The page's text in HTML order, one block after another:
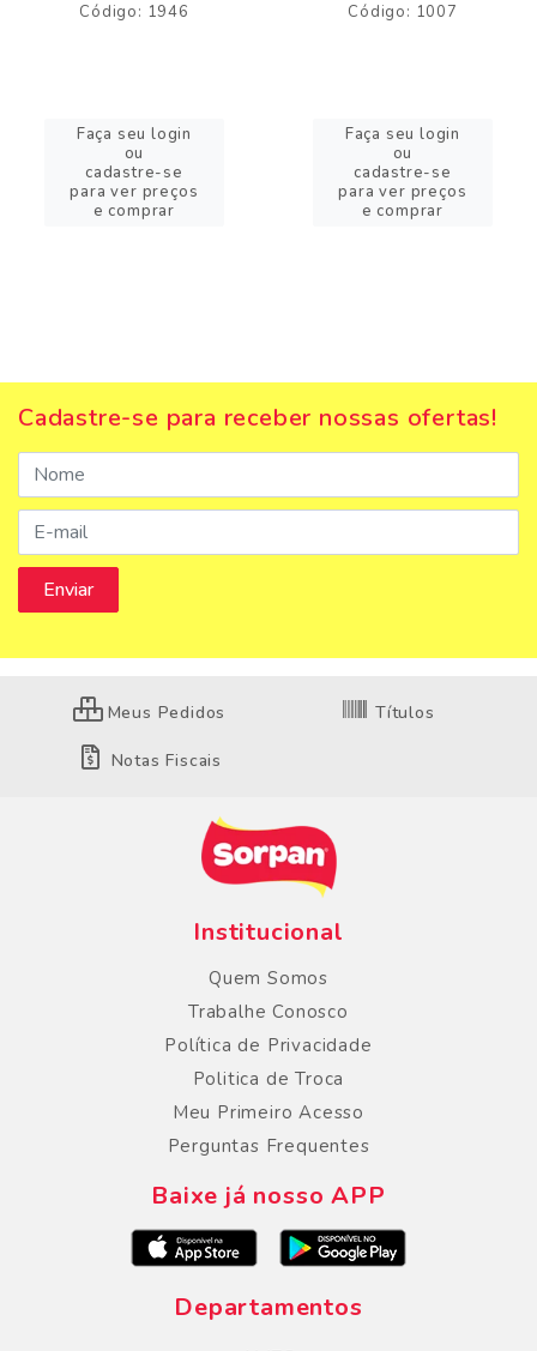
Código: 1946
Faça seu login
ou
cadastre-se
para ver preços
e comprar
Código: 1007
Faça seu login
ou
cadastre-se
para ver preços
e comprar
Cadastre-se para receber nossas ofertas!
Meus Pedidos Títulos
Notas Fiscais
Institucional
Quem Somos
Trabalhe Conosco
Política de Privacidade
Politica de Troca
Meu Primeiro Acesso
Perguntas Frequentes
Baixe já nosso APP
Departamentos